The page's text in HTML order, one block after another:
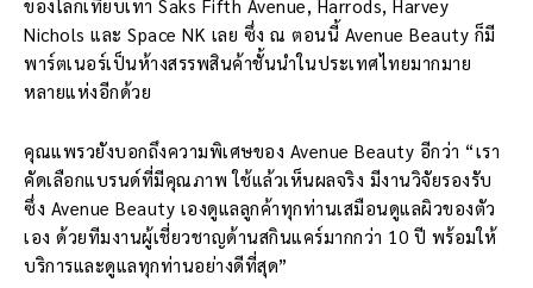
ของโลกเทียบเท่า Saks Fifth Avenue, Harrods, Harvey
Nichols และ Space NK เลย ซึ่ง ณ ตอนนี้ Avenue Beauty ก็มี
พาร์ตเนอร์เป็นห้างสรรพสินค้าชั้นนำในประเทศไทยมากมาย
หลายแห่งอีกด้วย
คุณแพรวยังบอกถึงความพิเศษของ Avenue Beauty อีกว่า “เรา
คัดเลือกแบรนด์ที่มีคุณภาพ ใช้แล้วเห็นผลจริง มีงานวิจัยรองรับ
ซึ่ง Avenue Beauty เองดูแลลูกค้าทุกท่านเสมือนดูแลผิวของตัว
เอง ด้วยทีมงานผู้เชี่ยวชาญด้านสกินแคร์มากกว่า 10 ปี พร้อมให้
บริการและดูแลทุกท่านอย่างดีที่สุด”